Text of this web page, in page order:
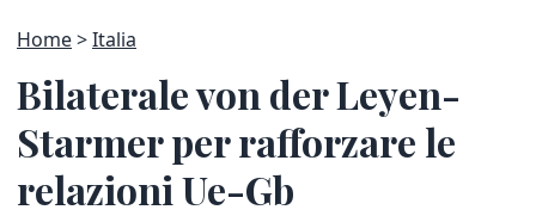
Home Italia
Bilaterale von der Leyen-
Starmer per rafforzare le
relazioni Ue-Gb